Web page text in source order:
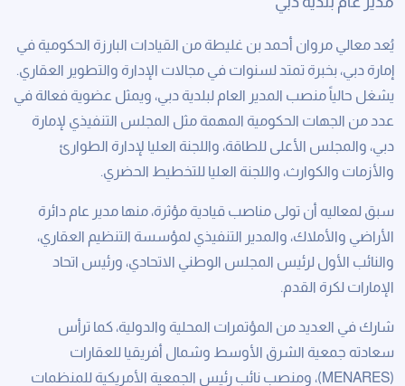
يُعد معالي مروان أحمد بن غليطة من القيادات البارزة الحكومية في
إمارة دبي، بخبرة تمتد لسنوات في مجالات الإدارة والتطوير العقاري.
يشغل حالياً منصب المدير العام لبلدية دبي، ويمثل عضوية فعالة في
عدد من الجهات الحكومية المهمة مثل المجلس التنفيذي لإمارة
دبي، والمجلس الأعلى للطاقة، واللجنة العليا لإدارة الطوارئ
والأزمات والكوارث، واللجنة العليا للتخطيط الحضري.
سبق لمعاليه أن تولى مناصب قيادية مؤثرة، منها مدير عام دائرة
الأراضي والأملاك، والمدير التنفيذي لمؤسسة التنظيم العقاري،
والنائب الأول لرئيس المجلس الوطني الاتحادي، ورئيس اتحاد
الإمارات لكرة القدم.
شارك في العديد من المؤتمرات المحلية والدولية، كما ترأس
سعادته جمعية الشرق الأوسط وشمال أفريقيا للعقارات
(MENARES)، ومنصب نائب رئيس الجمعية الأمريكية للمنظمات